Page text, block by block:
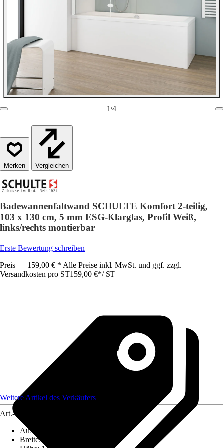
1/4
Vergleichen
Badewannenfaltwand SCHULTE Komfort 2-teilig,
103 x 130 cm, 5 mm ESG-Klarglas, Profil Weiß,
links/rechts montierbar
Erste Bewertung schreiben
Preis — 159,00 € * Alle Preise inkl. MwSt. und ggf. zzgl.
Versandkosten pro ST159,00 €*/ ST
Weitere Artikel des Verkäufers
Art.-Nr.
Ausführung
Badewannenfaltwand
Breite: